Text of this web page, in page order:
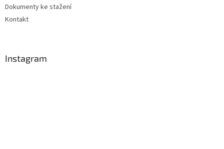
Dokumenty ke stažení
Kontakt
Instagram